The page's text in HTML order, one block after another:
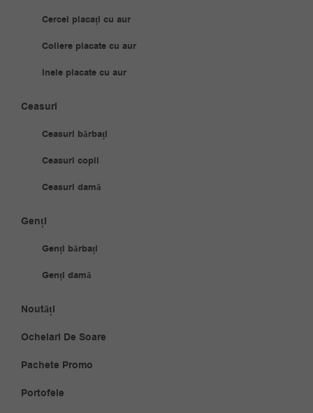
Cercei placați cu aur
Coliere placate cu aur
Inele placate cu aur
Ceasuri
Ceasuri bărbați
Ceasuri copii
Ceasuri damă
Genți
Genți bărbați
Genți damă
Noutăți
Ochelari De Soare
Pachete Promo
Portofele